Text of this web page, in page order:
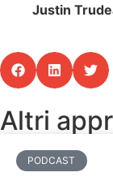
Justin
Altri
PODCAST